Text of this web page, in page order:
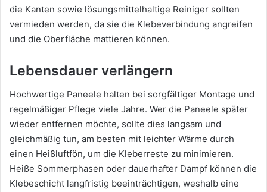
die Kanten sowie lösungsmittelhaltige Reiniger sollten
vermieden werden, da sie die Klebeverbindung angreifen
und die Oberfläche mattieren können.
Lebensdauer verlängern
Hochwertige Paneele halten bei sorgfältiger Montage und
regelmäßiger Pflege viele Jahre. Wer die Paneele später
wieder entfernen möchte, sollte dies langsam und
gleichmäßig tun, am besten mit leichter Wärme durch
einen Heißluftfön, um die Kleberreste zu minimieren.
Heiße Sommerphasen oder dauerhafter Dampf können die
Klebeschicht langfristig beeinträchtigen, weshalb eine